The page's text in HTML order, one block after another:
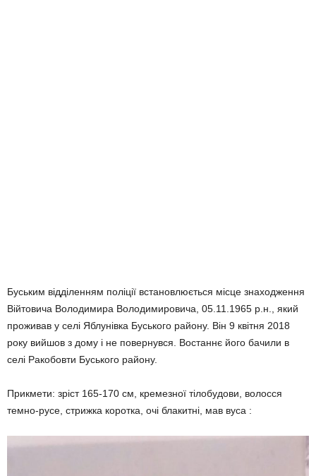
Буським відділенням поліції встановлюється місце знаходження
Війтовича Володимира Володимировича, 05.11.1965 р.н., який
проживав у селі Яблунівка Буського району. Він 9 квітня 2018
року вийшов з дому і не повернувся. Востаннє його бачили в
селі Ракобовти Буського району.
Прикмети: зріст 165-170 см, кремезної тілобудови, волосся
темно-русе, стрижка коротка, очі блакитні, мав вуса :